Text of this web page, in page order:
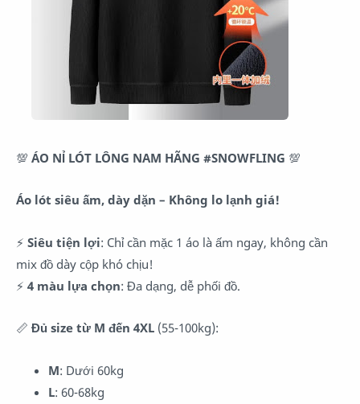
💯 ÁO NỈ LÓT LÔNG NAM HÃNG #SNOWFLING 💯
Áo lót siêu ấm, dày dặn – Không lo lạnh giá!
⚡ Siêu tiện lợi: Chỉ cần mặc 1 áo là ấm ngay, không cần
mix đồ dày cộp khó chịu!
⚡ 4 màu lựa chọn: Đa dạng, dễ phối đồ.
📏 Đủ size từ M đến 4XL (55-100kg):
M: Dưới 60kg
L: 60-68kg